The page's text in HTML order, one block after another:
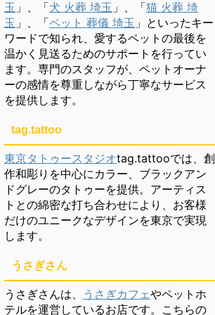
玉 」、「犬 火葬 埼玉 」、「猫 火葬 埼
玉 」、「ペット 葬儀 埼玉 」といったキー
ワードで知られ、愛するペットの最後を
温かく見送るためのサポートを行ってい
ます。専門のスタッフが、ペットオーナ
ーの感情を尊重しながら丁寧なサービス
を提供します。
tag.tattoo
東京タトゥースタジオtag.tattooでは、創
作和彫りを中心にカラー、ブラックアン
ドグレーのタトゥーを提供。アーティス
トとの綿密な打ち合わせにより、お客様
だけのユニークなデザインを東京で実現
します。
うさぎさん
うさぎさんは、 うさぎカフェやペットホ
テルを運営しているお店です。こちらの